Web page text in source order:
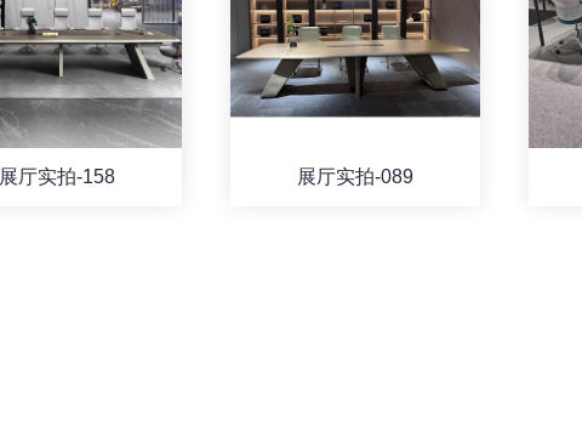
展厅实拍-158 展厅实拍-089